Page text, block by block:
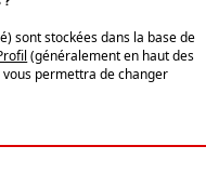
sont stockées dans la base de
(généralement en haut des
vous permettra de changer